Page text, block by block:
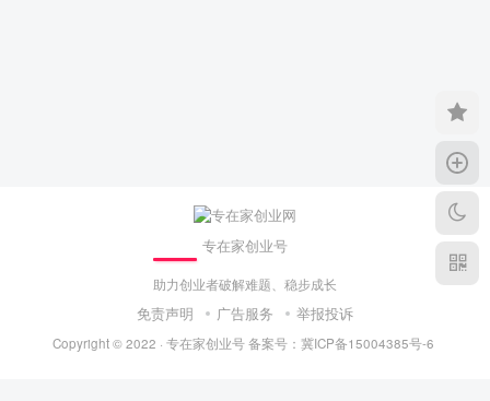
专在家创业号
助力创业者破解难题、稳步成长
免责声明 广告服务 举报投诉
Copyright © 2022 · 专在家创业号备案号： 冀ICP备15004385号-6